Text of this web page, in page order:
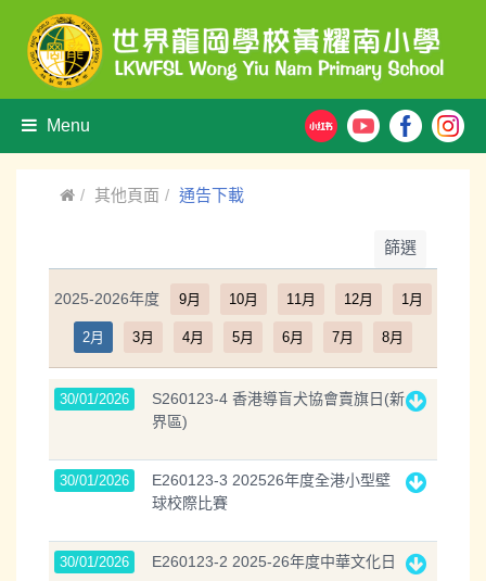
Menu
其他頁面 通告下載
篩選
2025-2026年度 9月 10月 11月 12月 1月
2月 3月 4月 5月 6月 7月 8月
30/01/2026
S260123-4 香港導盲犬協會賣旗日(新
界區)
30/01/2026
E260123-3 202526年度全港小型壁
球校際比賽
30/01/2026 E260123-2 2025-26年度中華文化日